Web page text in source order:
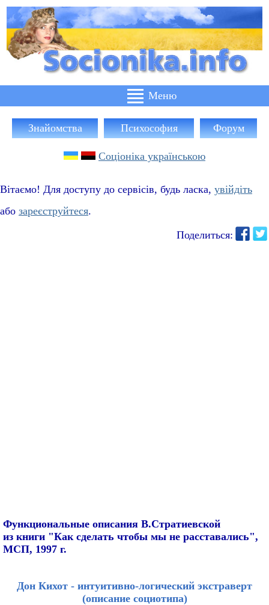
Знайомства Психософия Форум
Соціоніка українською
Вітаємо! Для доступу до сервісів, будь ласка, увійдіть
або зареєструйтеся.
Поделиться:
Функциональные описания В.Стратиевской
из книги "Как сделать чтобы мы не расставались",
МСП, 1997 г.
Дон Кихот - интуитивно-логический экстраверт
(описание социотипа)